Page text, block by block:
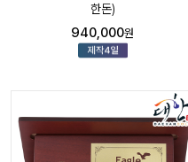
한돈)
940,000원